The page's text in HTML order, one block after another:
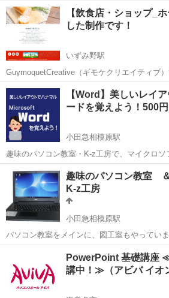
リープラン（無償）で ショピングサイトを運
ジナル商品販売やコンテンツ制作販売を 手数
たあなたをサポ...
神奈川 横浜市 いずみ野駅 パソコン
【飲食店・ショップ_
した制作です！
いずみ野駅
GuymoquetCreative（ギモケクリエイティブ）
品販売SHOPのオーナー様にJimdoでサイト
専門知識がくてもブログ更新するようにサイ
ます。...
神奈川 横浜市 いずみ野駅 パソコン
【Word】美しいレイ
ードを覚えよう！500
小田急相模原駅
趣味のパソコン教室・K-z工房で、マイクロソ
せんか？ ワード（Word）が、パソコンに入っていたけどこれって何？
使ったことないんだけど、どうやってつかう
ず。 ワー...
神奈川 相模原市 小田急相模原駅
趣味のパソコン教室
K-z工房
小田急相模原駅
パソコン教室をメインに、図工室もやってい
ー、３Ｄプリンタもあるので、パソコンと工
のという発想です。 その他にも電動糸ノコや
ります。 Wind...
小田急相模原駅 そ
PowerPoint 基礎講座
講中！≫（アビバ イオ